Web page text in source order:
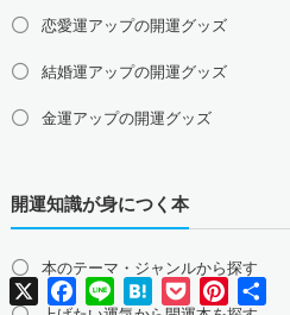
四国地方の占い師募集・求人
愛媛県の占い師募集・求人
九州地方の占い師募集・求人
大分県の占い師募集・求人
恋愛運アップの開運グッズ
結婚運アップの開運グッズ
金運アップの開運グッズ
健康運アップの開運グッズ
家庭運・家族運アップの開運グッズ
総合運・全体運アップの開運グッズ
開運知識が身につく本
本のテーマ・ジャンルから探す
X Facebook
Line HatenaPocketPinterest